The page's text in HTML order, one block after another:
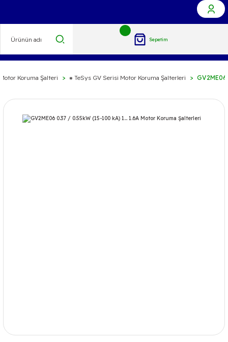
Sepetim
Koruma Şalteri ⁕ TeSys GV Serisi Motor Koruma Şalterleri